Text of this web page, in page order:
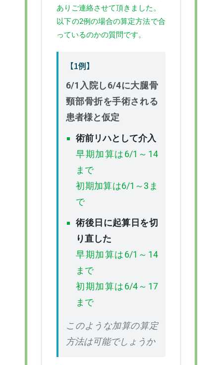
ありご連絡させて頂きました。
以下の2例の場合の算定方法で合
っているのかの質問です。
【1例】
6/1入院し6/4に大腿骨
頸部骨折を手術される
患者様と仮定
術前リハとして介入
早期加算は6/1～14
まで
初期加算は6/1～3ま
で
術後日に起算日を切
り直した
早期加算は6/1～14
まで
初期加算は6/4～17
まで
このような加算の算定
方法は可能でしょうか